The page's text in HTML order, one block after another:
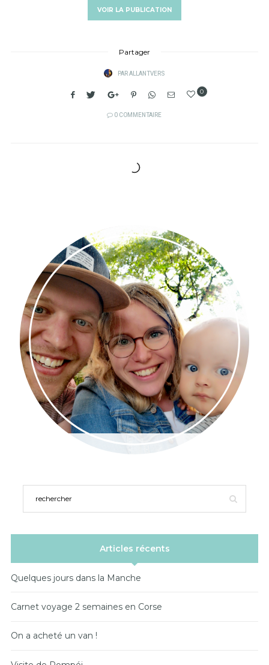
VOIR LA PUBLICATION
Partager
PARALLANTVERS
0
0 COMMENTAIRE
Articles récents
Quelques jours dans la Manche
Carnet voyage 2 semaines en Corse
On a acheté un van !